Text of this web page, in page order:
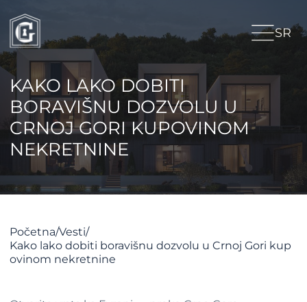
SR
KAKO LAKO DOBITI
BORAVIŠNU DOZVOLU U
CRNOJ GORI KUPOVINOM
NEKRETNINE
Početna/Vesti/
Kako lako dobiti boravišnu dozvolu u Crnoj Gori kup
ovinom nekretnine